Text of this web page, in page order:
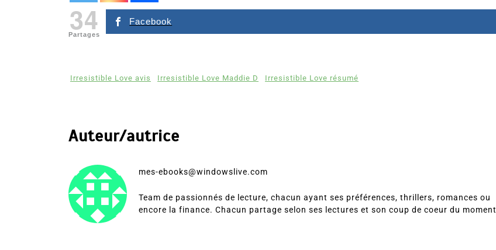
34
Partages
Facebook
Irresistible Love avis Irresistible Love Maddie D Irresistible Love résumé
Auteur/autrice
mes-ebooks@windowslive.com
Team de passionnés de lecture, chacun ayant ses préférences, thrillers, romances ou
encore la finance. Chacun partage selon ses lectures et son coup de coeur du moment